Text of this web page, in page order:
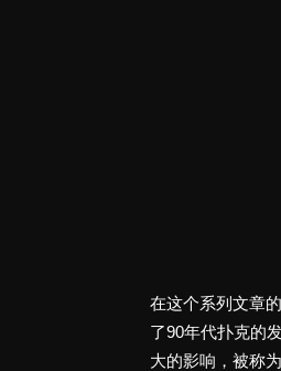
在这个系列文章
了90年代扑克的
大的影响，被称为